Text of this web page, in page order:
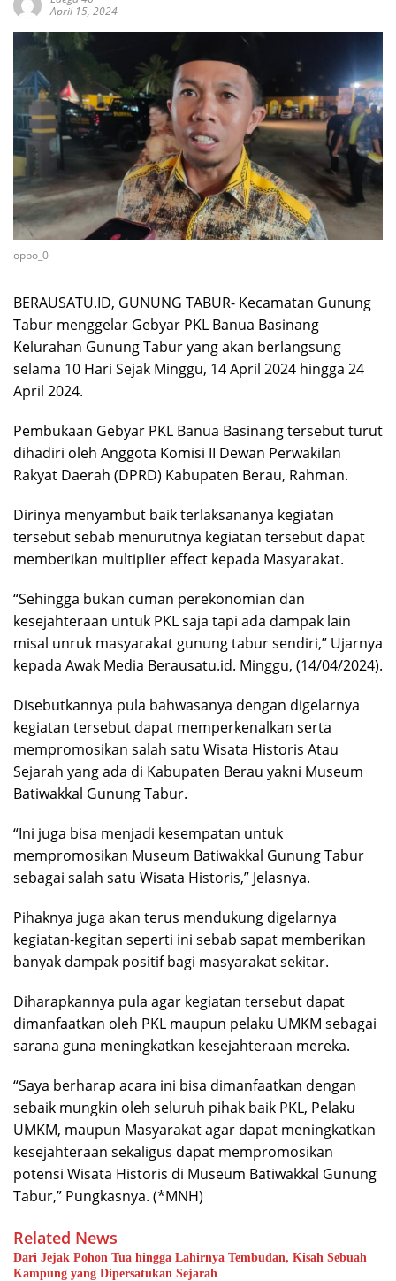
April 15, 2024
oppo_0
BERAUSATU.ID, GUNUNG TABUR- Kecamatan Gunung
Tabur menggelar Gebyar PKL Banua Basinang
Kelurahan Gunung Tabur yang akan berlangsung
selama 10 Hari Sejak Minggu, 14 April 2024 hingga 24
April 2024.
Pembukaan Gebyar PKL Banua Basinang tersebut turut
dihadiri oleh Anggota Komisi II Dewan Perwakilan
Rakyat Daerah (DPRD) Kabupaten Berau, Rahman.
Dirinya menyambut baik terlaksananya kegiatan
tersebut sebab menurutnya kegiatan tersebut dapat
memberikan multiplier effect kepada Masyarakat.
“Sehingga bukan cuman perekonomian dan
kesejahteraan untuk PKL saja tapi ada dampak lain
misal unruk masyarakat gunung tabur sendiri,” Ujarnya
kepada Awak Media Berausatu.id. Minggu, (14/04/2024).
Disebutkannya pula bahwasanya dengan digelarnya
kegiatan tersebut dapat memperkenalkan serta
mempromosikan salah satu Wisata Historis Atau
Sejarah yang ada di Kabupaten Berau yakni Museum
Batiwakkal Gunung Tabur.
“Ini juga bisa menjadi kesempatan untuk
mempromosikan Museum Batiwakkal Gunung Tabur
sebagai salah satu Wisata Historis,” Jelasnya.
Pihaknya juga akan terus mendukung digelarnya
kegiatan-kegitan seperti ini sebab sapat memberikan
banyak dampak positif bagi masyarakat sekitar.
Diharapkannya pula agar kegiatan tersebut dapat
dimanfaatkan oleh PKL maupun pelaku UMKM sebagai
sarana guna meningkatkan kesejahteraan mereka.
“Saya berharap acara ini bisa dimanfaatkan dengan
sebaik mungkin oleh seluruh pihak baik PKL, Pelaku
UMKM, maupun Masyarakat agar dapat meningkatkan
kesejahteraan sekaligus dapat mempromosikan
potensi Wisata Historis di Museum Batiwakkal Gunung
Tabur,” Pungkasnya. (*MNH)
Related News
Dari Jejak Pohon Tua hingga Lahirnya Tembudan, Kisah Sebuah
Kampung yang Dipersatukan Sejarah